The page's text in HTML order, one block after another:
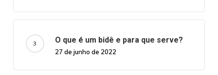
O que é um bidê e para que serve?
27 de junho de 2022